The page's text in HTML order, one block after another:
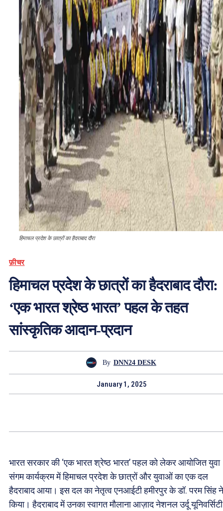
हिमाचल प्रदेश के छात्रों का हैदराबाद दौरा
फ़ीचर
हिमाचल प्रदेश के छात्रों का हैदराबाद दौरा:
‘एक भारत श्रेष्ठ भारत’ पहल के तहत
सांस्कृतिक आदान-प्रदान
By DNN24 DESK
January 1, 2025
भारत सरकार की ‘एक भारत श्रेष्ठ भारत’ पहल को लेकर आयोजित युवा
संगम कार्यक्रम में हिमाचल प्रदेश के छात्रों और युवाओं का एक दल
हैदराबाद आया। इस दल का नेतृत्व एनआईटी हमीरपुर के डॉ. परम सिंह ने
किया। हैदराबाद में उनका स्वागत मौलाना आज़ाद नेशनल उर्दू यूनिवर्सिटी